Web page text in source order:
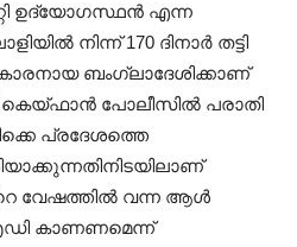
ഉദ്യോഗസ്ഥൻ എന്ന
നിന്ന് 170 ദിനാർ തട്ടി
ബംഗ്ലാദേശിക്കാണ്
പോലീസിൽ പരാതി
പ്രദേശത്തെ
വേഷത്തിൽ വന്ന ആൾ
കാണണമെന്ന്